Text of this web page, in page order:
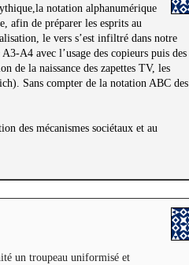
notation alphanumérique
afin de préparer les esprits au
le vers s’est infiltré dans notre
A4 avec l’usage des copieurs puis des
de la naissance des zapettes TV, les
Sans compter de la notation ABC des
des mécanismes sociétaux et au
un troupeau uniformisé et